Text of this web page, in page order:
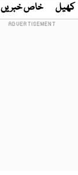
کھیل خاص خبریں